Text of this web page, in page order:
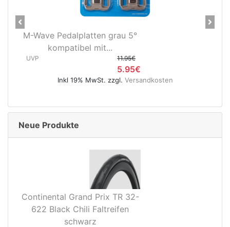
M-Wave Pedalplatten grau 5°
kompatibel mit...
UVP 11.95€
5.95€
Inkl 19% MwSt. zzgl. Versandkosten
Previous Next
Neue Produkte
Continental Grand Prix TR 32-
622 Black Chili Faltreifen
schwarz